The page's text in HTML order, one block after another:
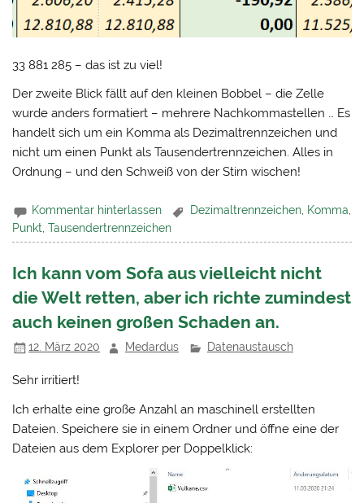
33 881 285 – das ist zu viel!
Der zweite Blick fällt auf den kleinen Bobbel – die Zelle
wurde anders formatiert – mehrere Nachkommastellen … Es
handelt sich um ein Komma als Dezimaltrennzeichen und
nicht um einen Punkt als Tausendertrennzeichen. Alles in
Ordnung – und den Schweiß von der Stirn wischen!
Kommentar hinterlassen Dezimaltrennzeichen, Komma,
Punkt ,Tausendertrennzeichen
Ich kann vom Sofa aus vielleicht nicht
die Welt retten, aber ich richte zumindest
auch keinen großen Schaden an.
12. März 2020 Medardus Datenaustausch
Sehr irritiert!
Ich erhalte eine große Anzahl an maschinell erstellten
Dateien. Speichere sie in einem Ordner und öffne eine der
Dateien aus dem Explorer per Doppelklick: